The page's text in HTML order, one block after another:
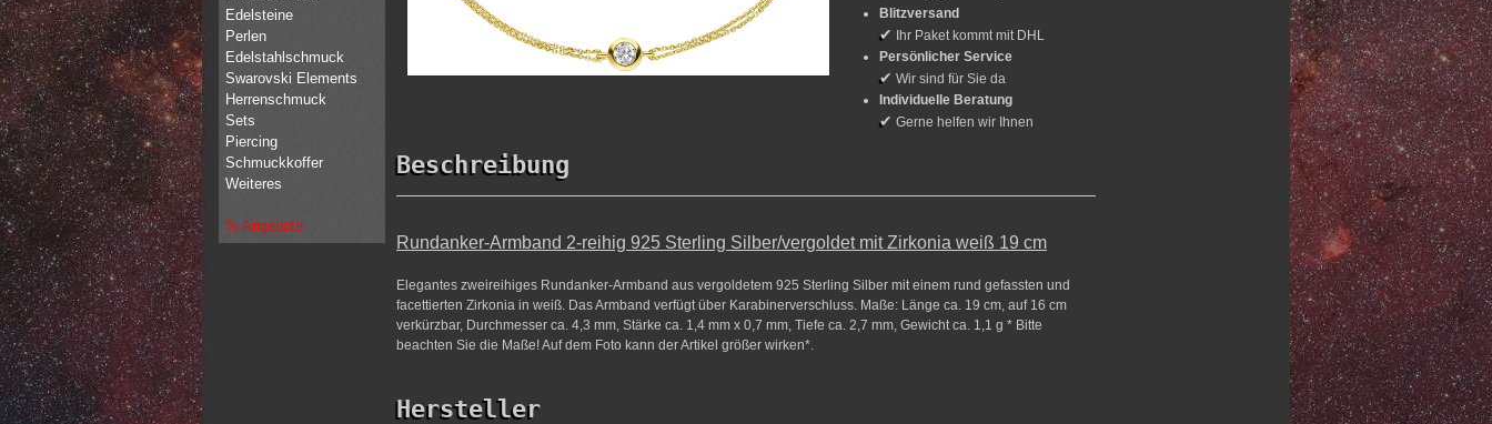
Blitzversand
✔
Ihr Paket kommt mit DHL
Persönlicher Service
✔ Wir sind für Sie da
Individuelle Beratung
✔ Gerne helfen wir Ihnen
Beschreibung
Rundanker-Armband 2-reihig 925 Sterling Silber/vergoldet mit Zirkonia weiß 19 cm
Elegantes zweireihiges Rundanker-Armband aus vergoldetem 925 Sterling Silber mit einem rund gefassten und
facettierten Zirkonia in weiß. Das Armband verfügt über Karabinerverschluss. Maße: Länge ca. 19 cm, auf 16 cm
verkürzbar, Durchmesser ca. 4,3 mm, Stärke ca. 1,4 mm x 0,7 mm, Tiefe ca. 2,7 mm, Gewicht ca. 1,1 g * Bitte
beachten Sie die Maße! Auf dem Foto kann der Artikel größer wirken*.
Hersteller
Edelsteine
Perlen
Edelstahlschmuck
Swarovski Elements
Herrenschmuck
Sets
Piercing
Schmuckkoffer
Weiteres
% Angebote